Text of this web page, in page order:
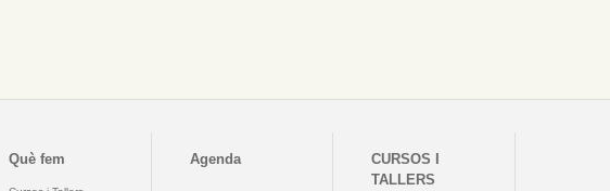
Què fem Agenda
CURSOS I
TALLERS